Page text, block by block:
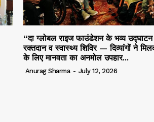
“दा ग्लोबल राइज फाउंडेशन के भव्य उद्घाटन
रक्तदान व स्वास्थ्य शिविर — दिव्यांगों ने
के लिए मानवता का अनमोल उपहार...
Anurag Sharma - July 12, 2026